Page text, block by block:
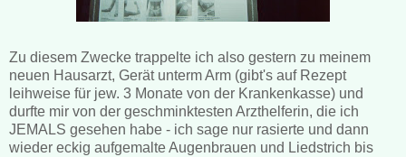
Zu diesem Zwecke trappelte ich also gestern zu meinem
neuen Hausarzt, Gerät unterm Arm (gibt's auf Rezept
leihweise für jew. 3 Monate von der Krankenkasse) und
durfte mir von der geschminktesten Arzthelferin, die ich
JEMALS gesehen habe - ich sage nur rasierte und dann
wieder eckig aufgemalte Augenbrauen und Liedstrich bis